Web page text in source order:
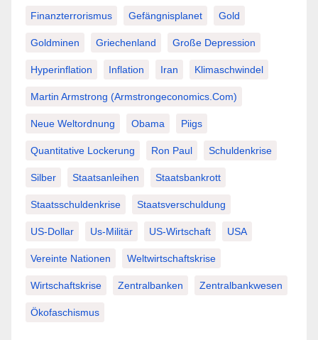
Finanzterrorismus Gefängnisplanet Gold
Goldminen Griechenland Große Depression
Hyperinflation Inflation Iran Klimaschwindel
Martin Armstrong (Armstrongeconomics.com)
Neue Weltordnung Obama Piigs
Quantitative Lockerung Ron Paul Schuldenkrise
Silber Staatsanleihen Staatsbankrott
Staatsschuldenkrise Staatsverschuldung
US-Dollar Us-Militär US-Wirtschaft USA
Vereinte Nationen Weltwirtschaftskrise
Wirtschaftskrise Zentralbanken Zentralbankwesen
Ökofaschismus